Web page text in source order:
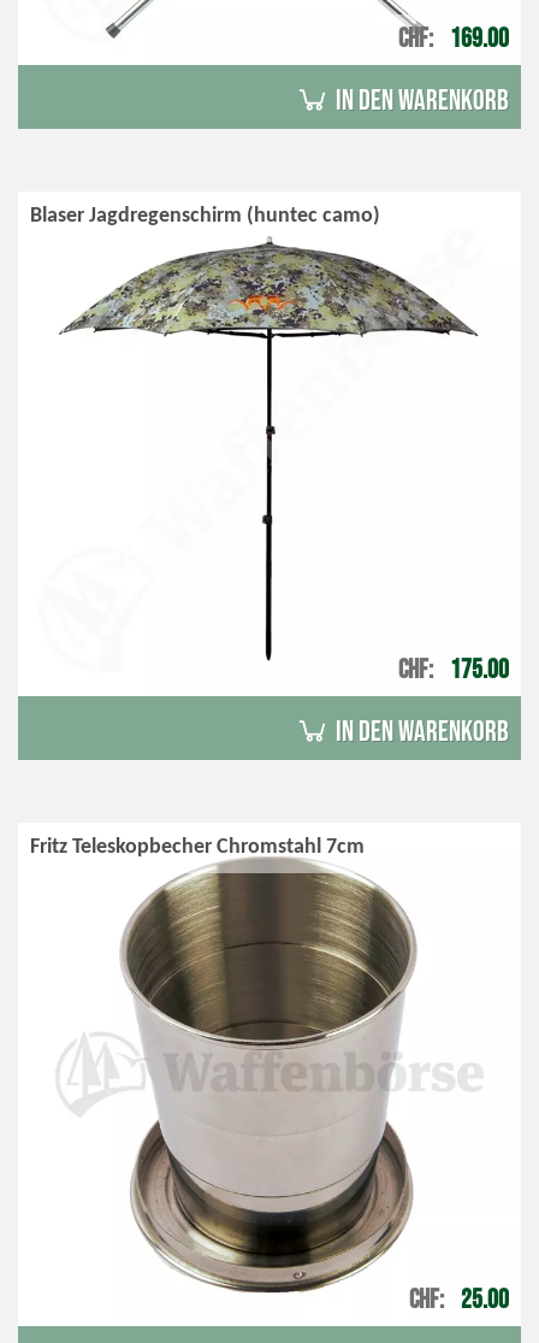
CHF 169.00
in den Warenkorb
Blaser Jagdregenschirm (huntec camo)
CHF 175.00
in den Warenkorb
Fritz Teleskopbecher Chromstahl 7cm
CHF 25.00